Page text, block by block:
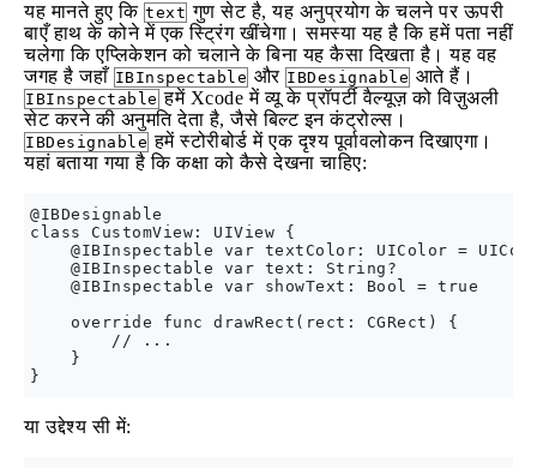
यह मानते हुए कि text गुण सेट है, यह अनुप्रयोग के चलने पर ऊपरी
बाएँ हाथ के कोने में एक स्ट्रिंग खींचेगा। समस्या यह है कि हमें पता नहीं
चलेगा कि एप्लिकेशन को चलाने के बिना यह कैसा दिखता है। यह वह
जगह है जहाँ IBInspectable और IBDesignable आते हैं।
IBInspectable हमें Xcode में व्यू के प्रॉपर्टी वैल्यूज़ को विज़ुअली
सेट करने की अनुमति देता है, जैसे बिल्ट इन कंट्रोल्स।
IBDesignable हमें स्टोरीबोर्ड में एक दृश्य पूर्वावलोकन दिखाएगा।
यहां बताया गया है कि कक्षा को कैसे देखना चाहिए:
@IBDesignable
class CustomView: UIView {
@IBInspectable var textColor: UIColor =
    @IBInspectable var text: String?
    @IBInspectable var showText: Bool = true
    override func drawRect(rect: CGRect) {
        // ...
    }
या उद्देश्य सी में: